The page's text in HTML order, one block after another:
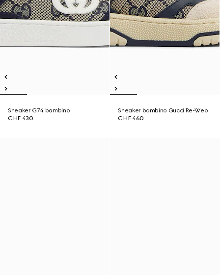
Sneaker G74 bambino
CHF 430
Sneaker bambino Gucci Re-Web
CHF 460